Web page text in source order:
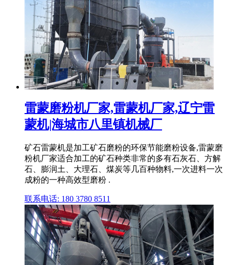
雷蒙磨粉机厂家,雷蒙机厂家,辽宁雷
蒙机|海城市八里镇机械厂
矿石雷蒙机是加工矿石磨粉的环保节能磨粉设备,雷蒙磨
粉机厂家适合加工的矿石种类非常的多有石灰石、方解
石、膨润土、大理石、煤炭等几百种物料,一次进料一次
成粉的一种高效型磨粉 .
联系电话: 180 3780 8511